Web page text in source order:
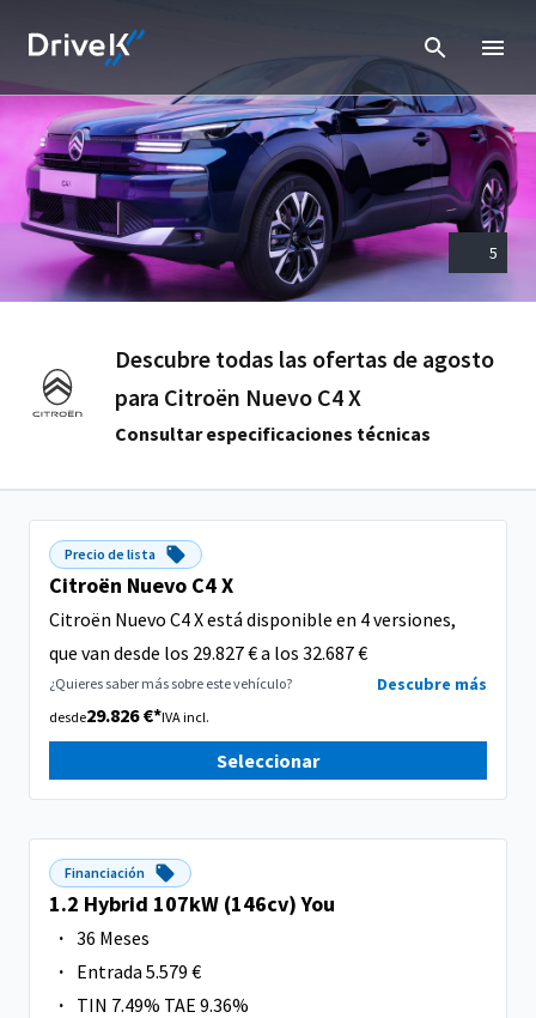
5
Descubre todas las ofertas de agosto
para Citroën Nuevo C4 X
Consultar especificaciones técnicas
Precio de lista
Citroën Nuevo C4 X
Citroën Nuevo C4 X está disponible en 4 versiones,
que van desde los 29.827 € a los 32.687 €
¿Quieres saber más sobre este vehículo? Descubre más
desde29.826 €*IVA incl.
Seleccionar
Financiación
1.2 Hybrid 107kW (146cv) You
· 36 Meses
· Entrada 5.579 €
· TIN 7.49% TAE 9.36%